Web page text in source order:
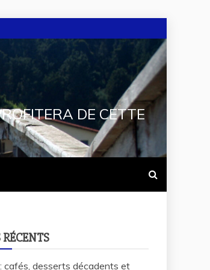
DE CETTE
cafés, desserts décadents et